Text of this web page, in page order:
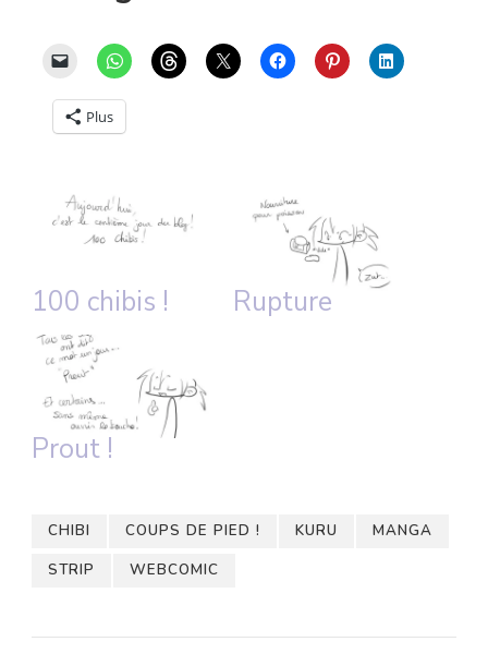
Plus
100 chibis ! Rupture
Prout !
CHIBI COUPS DE PIED ! KURU
MANGA
STRIP
WEBCOMIC